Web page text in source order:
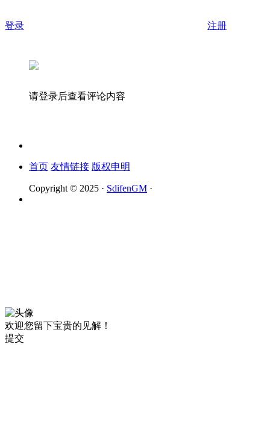
登录 注册
请登录后查看评论内容
首页 友情链接 版权申明
Copyright © 2025 · SdifenGM ·
欢迎您留下宝贵的见解！
提交